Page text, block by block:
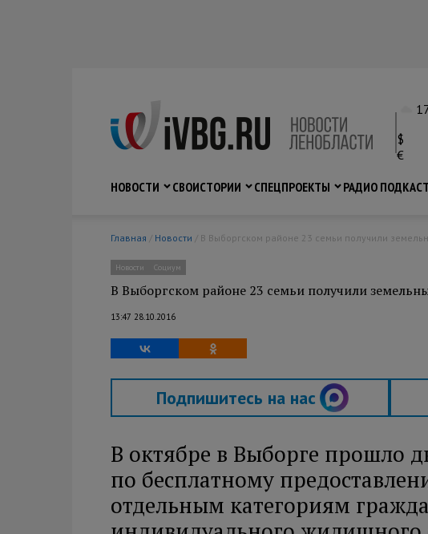
$
€
НОВОСТИ
СВОИСТОРИИ СПЕЦПРОЕКТЫ РАДИО
Главная / Новости / В Выборгском районе 23 семьи получили
Новости Социум
В Выборгском районе 23 семьи получили
13:47 28.10.2016
Подпишитесь на нас
В октябре в Выборге прошло
по бесплатному
отдельным категориям